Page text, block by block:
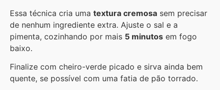
Essa técnica cria uma textura cremosa sem precisar
de nenhum ingrediente extra. Ajuste o sal e a
pimenta, cozinhando por mais 5 minutos em fogo
baixo.
Finalize com cheiro-verde picado e sirva ainda bem
quente, se possível com uma fatia de pão torrado.